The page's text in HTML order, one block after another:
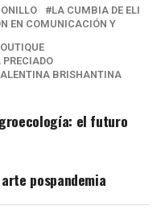
LA CUMBIA DE ELI
EN COMUNICACIÓN Y
PRECIADO
BRISHANTINA
el futuro
pospandemia